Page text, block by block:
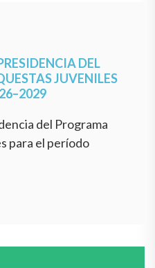
DEL
JUVENILES
del Programa
para el período